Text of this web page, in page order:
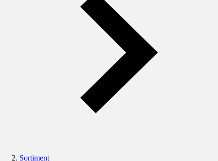
Sortiment